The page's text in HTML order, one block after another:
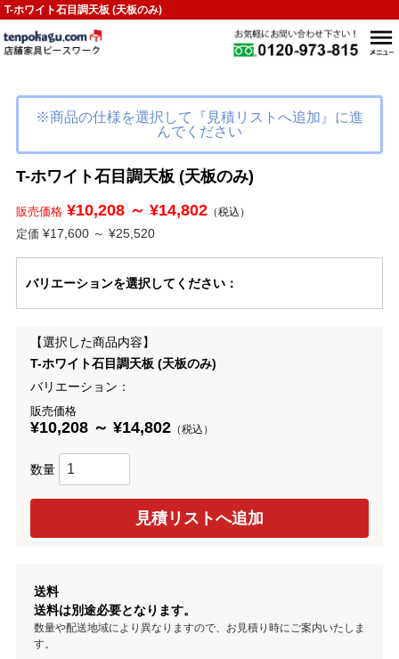
T-ホワイト石目調天板 (天板のみ)
※商品の仕様を選択して『見積リストへ追加』に進
んでください
T-ホワイト石目調天板 (天板のみ)
販売価格¥10,208 ～ ¥14,802（税込）
定価 ¥17,600 ～ ¥25,520
バリエーションを選択してください：
【選択した商品内容】
T-ホワイト石目調天板 (天板のみ)
バリエーション：
販売価格
¥10,208 ～ ¥14,802（税込）
数量
送料
送料は別途必要となります。
数量や配送地域により異なりますので、お見積り時にご案内いたしま
す。